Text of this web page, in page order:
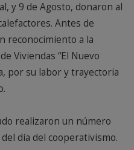
y 9 de Agosto, donaron al
Antes de
reconocimiento a la
Viviendas “El Nuevo
por su labor y trayectoria
realizaron un número
día del cooperativismo.